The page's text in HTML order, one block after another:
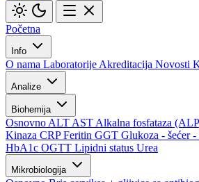
Početna
Info
O nama Laboratorije Akreditacija Novosti
Analize
Biohemija
Osnovno ALT AST Alkalna fosfataza
Kinaza CRPFeritin GGT Glukoza - šećer -
HbA1c OGTT Lipidni status Urea
Mikrobiologija